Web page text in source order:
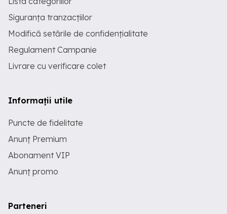
Siguranța tranzacțiilor
Modifică setările de confidențialitate
Regulament Campanie
Livrare cu verificare colet
Informații utile
Puncte de fidelitate
Anunț Premium
Abonament VIP
Anunț promo
Parteneri